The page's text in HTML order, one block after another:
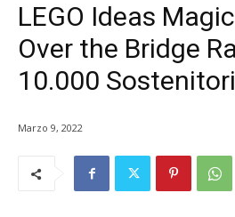
LEGO Ideas
Over the Bridge
10.000 Sostenitori
Marzo 9, 2022